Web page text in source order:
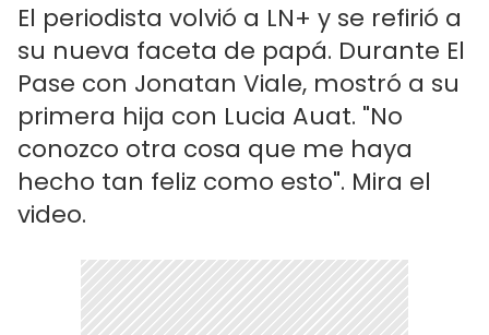
El periodista volvió a LN+ y se refirió a
su nueva faceta de papá. Durante El
Pase con Jonatan Viale, mostró a su
primera hija con Lucia Auat. "No
conozco otra cosa que me haya
hecho tan feliz como esto". Mira el
video.